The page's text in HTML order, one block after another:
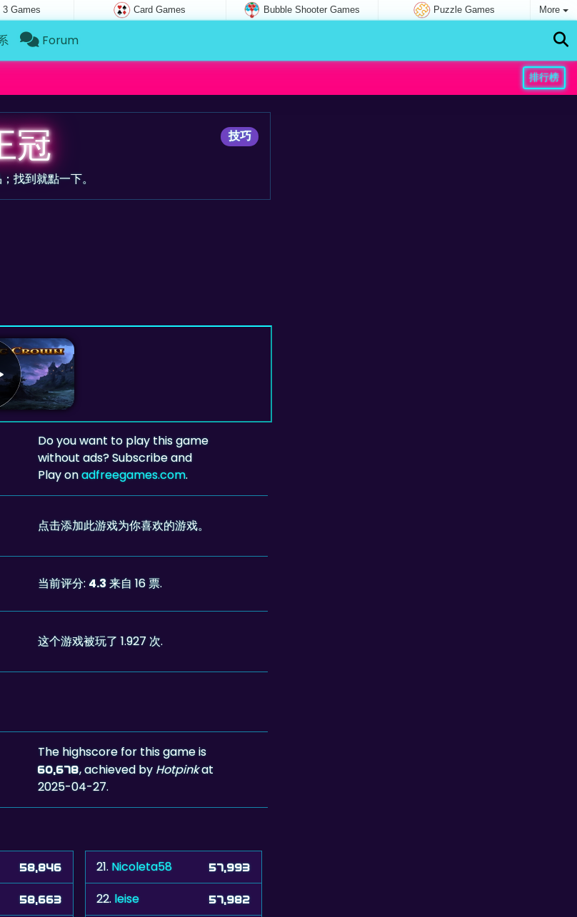
3 Games Card Games Bubble Shooter Games Puzzle Games More
Forum
排行榜
技巧
冠
找到就點一下。
Do you want to play this game
without ads? Subscribe and
Play onadfreegames.com.
点击添加此游戏为你喜欢的游戏。
当前评分:4.3来自 16 票.
这个游戏被玩了 1.927 次.
The highscore for this game is
60,678, achieved by Hotpinkat
2025-04-27.
58,846
58,663
21. Nicoleta58 57,993
22. leise 57,982